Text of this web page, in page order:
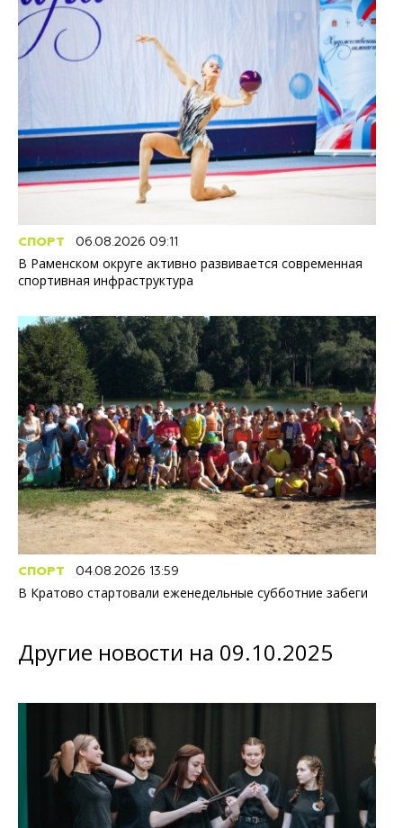
СПОРТ 06.08.2026 09:11
В Раменском округе активно развивается современная
спортивная инфраструктура
СПОРТ 04.08.2026 13:59
В Кратово стартовали еженедельные субботние забеги
Другие новости на 09.10.2025